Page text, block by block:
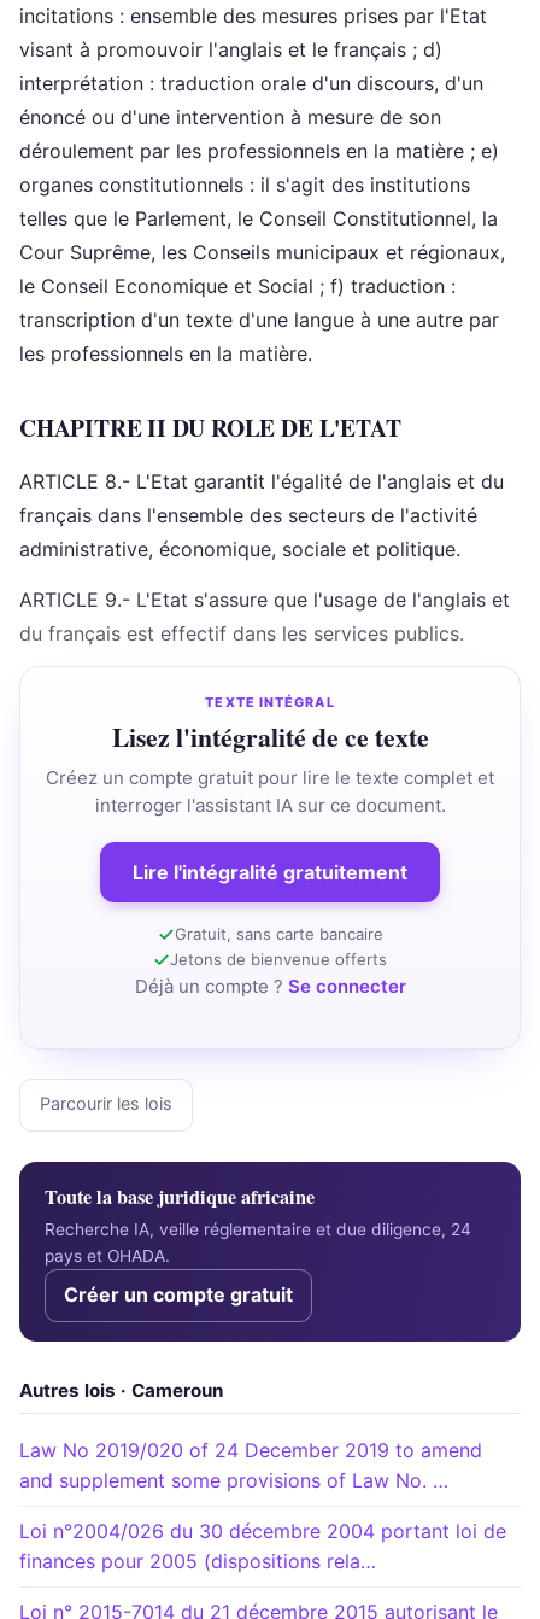
incitations : ensemble des mesures prises par l'Etat
visant à promouvoir l'anglais et le français ; d)
interprétation : traduction orale d'un discours, d'un
énoncé ou d'une intervention à mesure de son
déroulement par les professionnels en la matière ; e)
organes constitutionnels : il s'agit des institutions
telles que le Parlement, le Conseil Constitutionnel, la
Cour Suprême, les Conseils municipaux et régionaux,
le Conseil Economique et Social ; f) traduction :
transcription d'un texte d'une langue à une autre par
les professionnels en la matière.
CHAPITRE II DU ROLE DE L'ETAT
ARTICLE 8.- L'Etat garantit l'égalité de l'anglais et du
français dans l'ensemble des secteurs de l'activité
administrative, économique, sociale et politique.
ARTICLE 9.- L'Etat s'assure que l'usage de l'anglais et
du français est effectif dans les services publics.
TEXTE INTÉGRAL
Lisez l'intégralité de ce texte
Créez un compte gratuit pour lire le texte complet et
interroger l'assistant IA sur ce document.
Lire l'intégralité gratuitement
Gratuit, sans carte bancaire
Jetons de bienvenue offerts
Déjà un compte ? Se connecter
Parcourir les lois
Toute la base juridique africaine
Recherche IA, veille réglementaire et due diligence, 24
pays et OHADA.
Créer un compte gratuit
Autres lois · Cameroun
Law No 2019/020 of 24 December 2019 to amend
and supplement some provisions of Law No. …
Loi n°2004/026 du 30 décembre 2004 portant loi de
finances pour 2005 (dispositions rela…
Loi n° 2015-7014 du 21 décembre 2015 autorisant le